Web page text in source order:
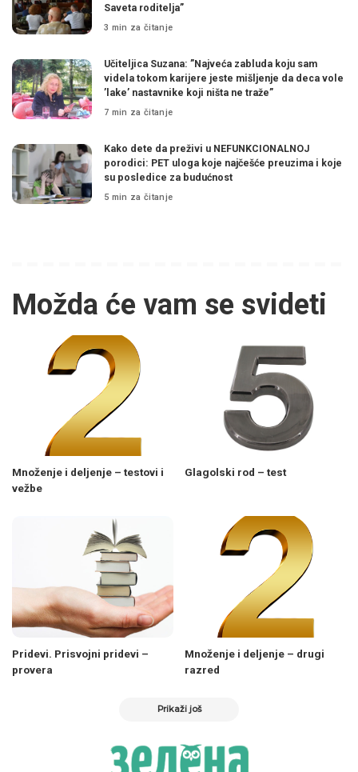
Saveta roditelja”
3 min za čitanje
Učiteljica Suzana: ”Najveća zabluda koju sam
videla tokom karijere jeste mišljenje da deca vole
’lake’ nastavnike koji ništa ne traže”
7 min za čitanje
Kako dete da preživi u NEFUNKCIONALNOJ
porodici: PET uloga koje najčešće preuzima i koje
su posledice za budućnost
5 min za čitanje
Možda će vam se svideti
Množenje i deljenje – testovi i
vežbe
Glagolski rod – test
Pridevi. Prisvojni pridevi –
provera
Množenje i deljenje – drugi
razred
Prikaži još